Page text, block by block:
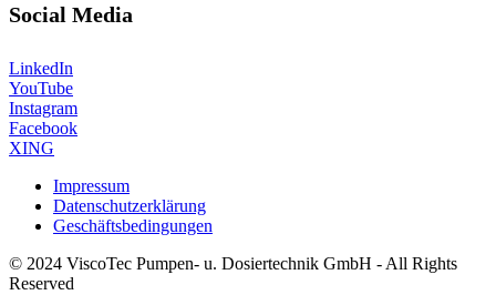
Social Media
LinkedIn
YouTube
Instagram
Facebook
XING
Impressum
Datenschutzerklärung
Geschäftsbedingungen
© 2024 ViscoTec Pumpen- u. Dosiertechnik GmbH - All Rights
Reserved